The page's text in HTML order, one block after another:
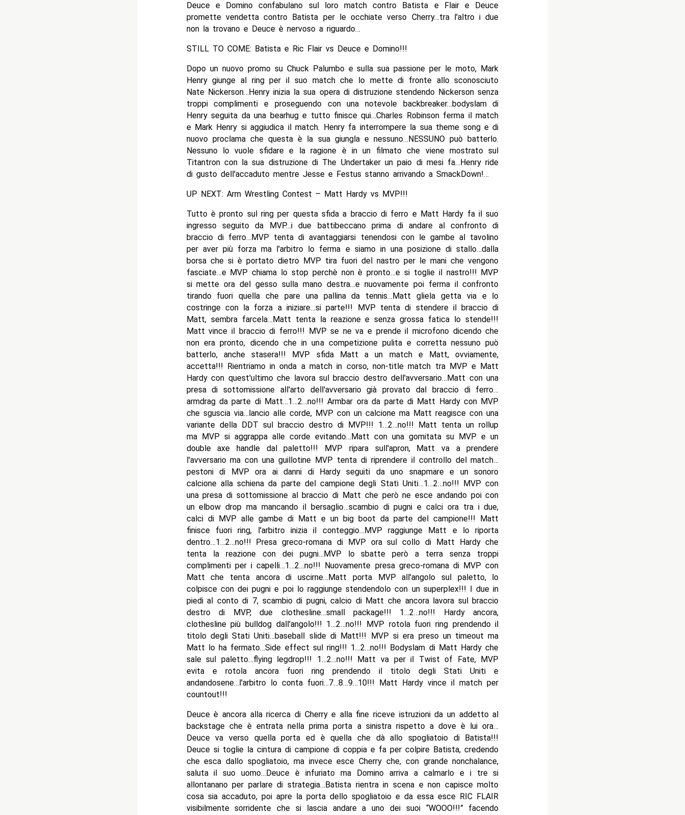
Deuce e Domino confabulano sul loro match contro Batista e Flair e Deuce
promette vendetta contro Batista per le occhiate verso Cherry…tra l'altro i due
non la trovano e Deuce è nervoso a riguardo…
STILL TO COME: Batista e Ric Flair vs Deuce e Domino!!!
Dopo un nuovo promo su Chuck Palumbo e sulla sua passione per le moto, Mark
Henry giunge al ring per il suo match che lo mette di fronte allo sconosciuto
Nate Nickerson…Henry inizia la sua opera di distruzione stendendo Nickerson senza
troppi complimenti e proseguendo con una notevole backbreaker…bodyslam di
Henry seguita da una bearhug e tutto finisce qui…Charles Robinson ferma il match
e Mark Henry si aggiudica il match. Henry fa interrompere la sua theme song e di
nuovo proclama che questa è la sua giungla e nessuno…NESSUNO può batterlo.
Nessuno lo vuole sfidare e la ragione è in un filmato che viene mostrato sul
Titantron con la sua distruzione di The Undertaker un paio di mesi fa…Henry ride
di gusto dell'accaduto mentre Jesse e Festus stanno arrivando a SmackDown!…
UP NEXT: Arm Wrestling Contest – Matt Hardy vs MVP!!!
Tutto è pronto sul ring per questa sfida a braccio di ferro e Matt Hardy fa il suo
ingresso seguito da MVP…i due battibeccano prima di andare al confronto di
braccio di ferro…MVP tenta di avantaggiarsi tenendosi con le gambe al tavolino
per aver più forza ma l'arbitro lo ferma e siamo in una posizione di stallo…dalla
borsa che si è portato dietro MVP tira fuori del nastro per le mani che vengono
fasciate…e MVP chiama lo stop perchè non è pronto…e si toglie il nastro!!! MVP
si mette ora del gesso sulla mano destra…e nuovamente poi ferma il confronto
tirando fuori quella che pare una pallina da tennis…Matt gliela getta via e lo
costringe con la forza a iniziare…si parte!!! MVP tenta di stendere il braccio di
Matt, sembra farcela…Matt tenta la reazione e senza grossa fatica lo stende!!!
Matt vince il braccio di ferro!!! MVP se ne va e prende il microfono dicendo che
non era pronto, dicendo che in una competizione pulita e corretta nessuno può
batterlo, anche stasera!!! MVP sfida Matt a un match e Matt, ovviamente,
accetta!!! Rientriamo in onda a match in corso, non-title match tra MVP e Matt
Hardy con quest'ultimo che lavora sul braccio destro dell'avversario…Matt con una
presa di sottomissione all'arto dell'avversario già provato dal braccio di ferro…
armdrag da parte di Matt…1…2…no!!! Armbar ora da parte di Matt Hardy con MVP
che sguscia via…lancio alle corde, MVP con un calcione ma Matt reagisce con una
variante della DDT sul braccio destro di MVP!!! 1…2…no!!! Matt tenta un rollup
ma MVP si aggrappa alle corde evitando…Matt con una gomitata su MVP e un
double axe handle dal paletto!!! MVP ripara sull'apron, Matt va a prendere
l'avversario ma con una guillotine MVP tenta di riprendere il controllo del match…
pestoni di MVP ora ai danni di Hardy seguiti da uno snapmare e un sonoro
calcione alla schiena da parte del campione degli Stati Uniti…1…2…no!!! MVP con
una presa di sottomissione al braccio di Matt che però ne esce andando poi con
un elbow drop ma mancando il bersaglio…scambio di pugni e calci ora tra i due,
calci di MVP alle gambe di Matt e un big boot da parte del campione!!! Matt
finisce fuori ring, l'arbitro inizia il conteggio…MVP raggiunge Matt e lo riporta
dentro…1…2…no!!! Presa greco-romana di MVP ora sul collo di Matt Hardy che
tenta la reazione con dei pugni…MVP lo sbatte però a terra senza troppi
complimenti per i capelli…1…2…no!!! Nuovamente presa greco-romana di MVP con
Matt che tenta ancora di uscirne…Matt porta MVP all'angolo sul paletto, lo
colpisce con dei pugni e poi lo raggiunge stendendolo con un superplex!!! I due in
piedi al conto di 7, scambio di pugni, calcio di Matt che ancora lavora sul braccio
destro di MVP, due clothesline…small package!!! 1…2…no!!! Hardy ancora,
clothesline più bulldog dall'angolo!!! 1…2…no!!! MVP rotola fuori ring prendendo il
titolo degli Stati Uniti…baseball slide di Matt!!! MVP si era preso un timeout ma
Matt lo ha fermato…Side effect sul ring!!! 1…2…no!!! Bodyslam di Matt Hardy che
sale sul paletto…flying legdrop!!! 1…2…no!!! Matt va per il Twist of Fate, MVP
evita e rotola ancora fuori ring prendendo il titolo degli Stati Uniti e
andandosene…l'arbitro lo conta fuori…7…8…9…10!!! Matt Hardy vince il match per
countout!!!
Deuce è ancora alla ricerca di Cherry e alla fine riceve istruzioni da un addetto al
backstage che è entrata nella prima porta a sinistra rispetto a dove è lui ora…
Deuce va verso quella porta ed è quella che dà allo spogliatoio di Batista!!!
Deuce si toglie la cintura di campione di coppia e fa per colpire Batista, credendo
che esca dallo spogliatoio, ma invece esce Cherry che, con grande nonchalance,
saluta il suo uomo…Deuce è infuriato ma Domino arriva a calmarlo e i tre si
allontanano per parlare di strategia…Batista rientra in scena e non capisce molto
cosa sia accaduto, poi apre la porta dello spogliatoio e da essa esce RIC FLAIR
visibilmente sorridente che si lascia andare a uno dei suoi “WOOO!!!” facendo